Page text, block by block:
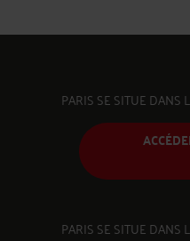
PARIS SE SITUE DANS
PARIS SE SITUE DANS